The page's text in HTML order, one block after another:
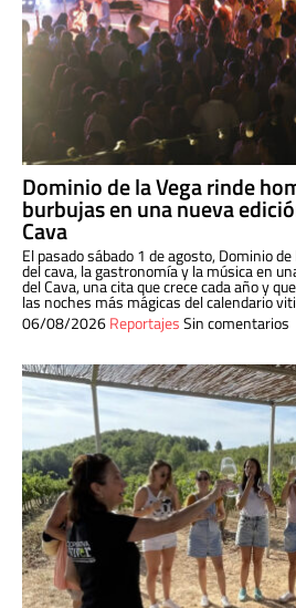
Dominio de la Vega rinde
burbujas en una nueva
Cava
El pasado sábado 1 de agosto, Dominio
del cava, la gastronomía y la música en
del Cava, una cita que crece cada año y
las noches más mágicas del calendario
06/08/2026ReportajesSin comentarios